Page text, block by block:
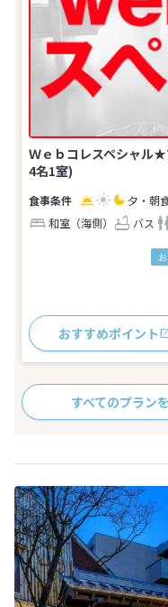
Ｗｅｂコレスペシャル
4名1室)
夕・朝
和室（海側）
バス
おすすめポイント
すべてのプラン